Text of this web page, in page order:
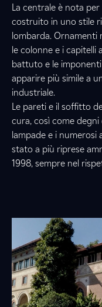
La centrale è nota
costruito in uno stile
lombarda. Ornamenti
le colonne e i capitelli
battuto e le
apparire più simile a
industriale.
Le pareti e il soffitto
cura, così come
lampade e i
stato a più riprese
1998, sempre nel